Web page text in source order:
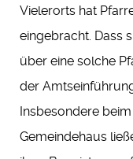
Vielerorts hat
eingebracht. Dass
über eine solche
der
Insbesondere
Gemeindehaus